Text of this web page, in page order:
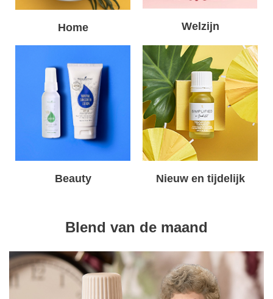
Home Welzijn
Beauty Nieuw en tijdelijk
Blend van de maand